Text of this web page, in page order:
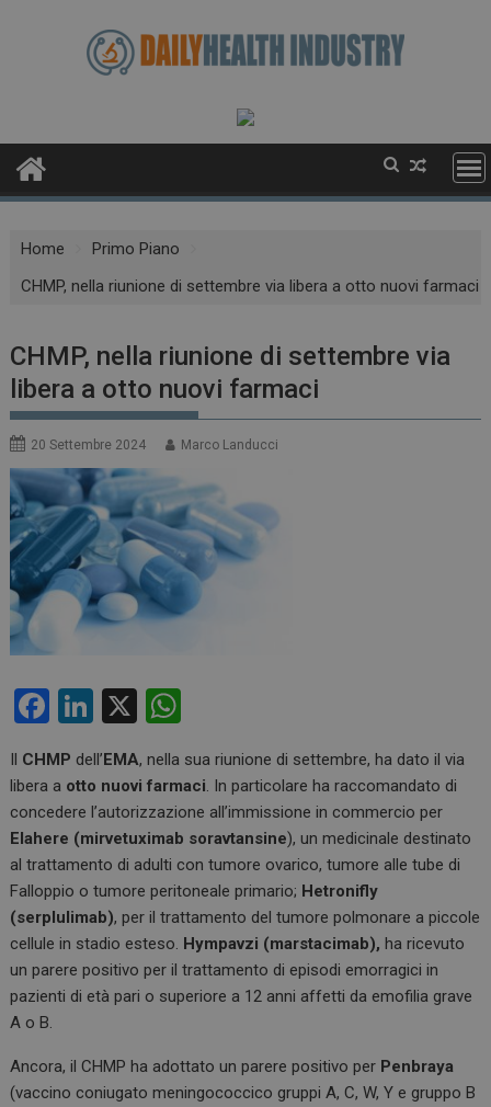
Home
Primo Piano
CHMP, nella riunione di settembre via libera a otto nuovi farmaci
CHMP, nella riunione di settembre via
libera a otto nuovi farmaci
20 Settembre 2024 Marco Landucci
F
ce
b
o
o
k
Li
ke
dI
n
X
at
s
A
p
p
Il CHMP dell’EMA, nella sua riunione di settembre, ha dato il via
libera a otto nuovi farmaci. In particolare ha raccomandato di
concedere l’autorizzazione all’immissione in commercio per
Elahere (mirvetuximab soravtansine), un medicinale destinato
al trattamento di adulti con tumore ovarico, tumore alle tube di
Falloppio o tumore peritoneale primario; Hetronifly
(serplulimab), per il trattamento del tumore polmonare a piccole
cellule in stadio esteso. Hympavzi (marstacimab), ha ricevuto
un parere positivo per il trattamento di episodi emorragici in
pazienti di età pari o superiore a 12 anni affetti da emofilia grave
A o B.
Ancora, il CHMP ha adottato un parere positivo per Penbraya
(vaccino coniugato meningococcico gruppi A, C, W, Y e gruppo B